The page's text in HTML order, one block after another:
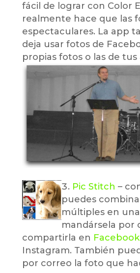
fácil de lograr con Color
realmente hace que las
espectaculares. La app
deja usar fotos de
propias fotos o las de tus
Pic Stitch –
puedes
múltiples en
mandársela por
compartirla en Facebook
Instagram. También
por correo la foto que